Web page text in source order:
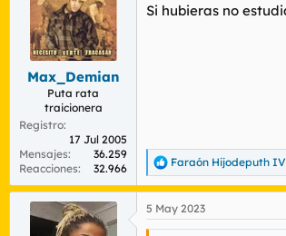
Max_Demian
Puta rata
traicionera
Registro
17 Jul 2005
Mensajes
36.259
Reacciones
32.966
Si hubieras no
R
e
a
c
c
Faraón Hijodeputh IV
5 May 2023